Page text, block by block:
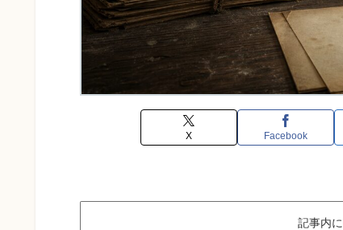
X Facebook
記事内